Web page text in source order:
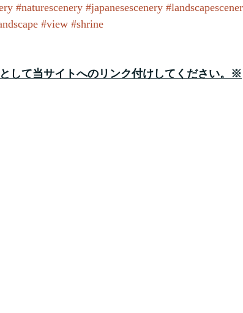
#naturescenery #japanesescenery
#view #shrine
して当サイトへのリンク付けしてください。※